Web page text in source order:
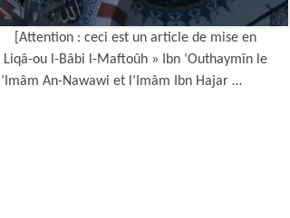
[Attention : ceci est un article de mise en
ou l-Bâbi l-Maftoûh » Ibn ‘Outhaymîn le
An-Nawawi et l’Imâm Ibn Hajar …